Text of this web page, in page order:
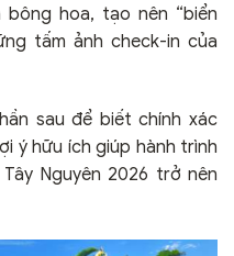
hoa, tạo nên “biển
tấm ảnh check-in của
sau để biết chính xác
ý hữu ích giúp hành trình
Nguyên 2026 trở nên